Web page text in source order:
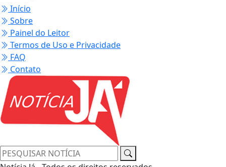
Início
Sobre
Painel do Leitor
Termos de Uso e Privacidade
FAQ
Contato